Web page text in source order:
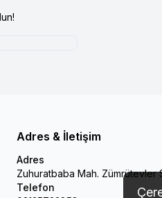
Adres & İletişim
Adres
Zuhuratbaba Mah. Zümrütevler
Telefon